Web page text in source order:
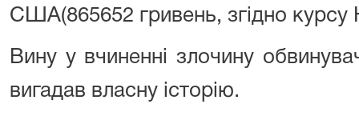
США(865652 гривень, згідно
Вину у вчиненні злочину
вигадав власну історію.